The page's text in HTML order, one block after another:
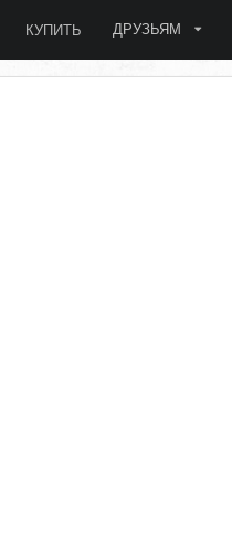
КУПИТЬ ДРУЗЬЯМ